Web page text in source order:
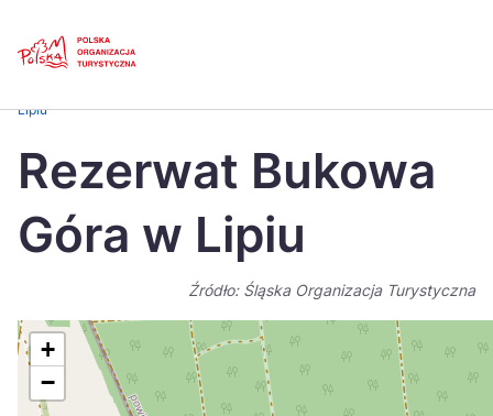
Česká
Dansk
Italiano
Nederlands 日本
Português
Lipiu
Rezerwat Bukowa
Góra w Lipiu
Źródło: Śląska Organizacja Turystyczna
+
−